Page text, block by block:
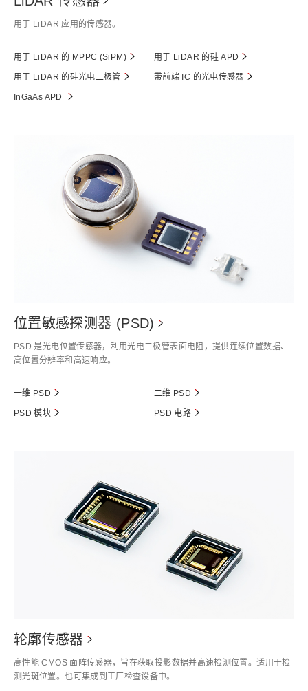
用于 LiDAR 应用的传感器。
用于 LiDAR 的 MPPC (SiPM) 用于 LiDAR 的硅 APD
用于 LiDAR 的硅光电二极管 带前端 IC 的光电传感器
InGaAs APD
位置敏感探测器 (PSD)
PSD 是光电位置传感器，利用光电二极管表面电阻，提供连续位置数据、
高位置分辨率和高速响应。
一维 PSD 二维 PSD
PSD 模块 PSD 电路
轮廓传感器
高性能 CMOS 面阵传感器，旨在获取投影数据并高速检测位置。适用于检
测光斑位置。也可集成到工厂检查设备中。